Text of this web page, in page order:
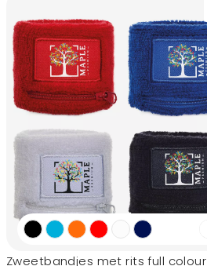
Zweetbandjes met rits full colour